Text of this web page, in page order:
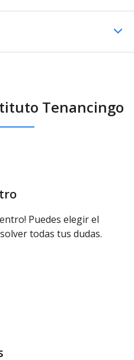
Tenancingo
Puedes elegir el
todas tus dudas.